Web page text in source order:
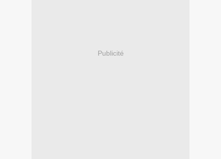
Publicité